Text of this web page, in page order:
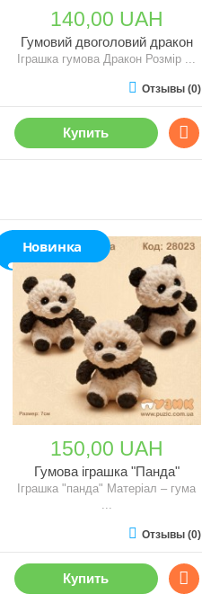
140,00 UAH
Гумовий двоголовий дракон
Іграшка гумова Дракон Розмір ...
Отзывы (0)
Купить
150,00 UAH
Гумова іграшка "Панда"
Іграшка "панда" Матеріал – гума
Отзывы (0)
Купить
Новинка